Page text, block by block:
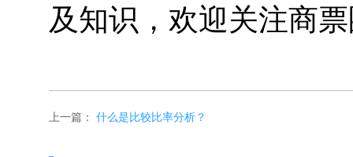
及知识，欢迎关注商
上一篇： 什么是比较比率分析？